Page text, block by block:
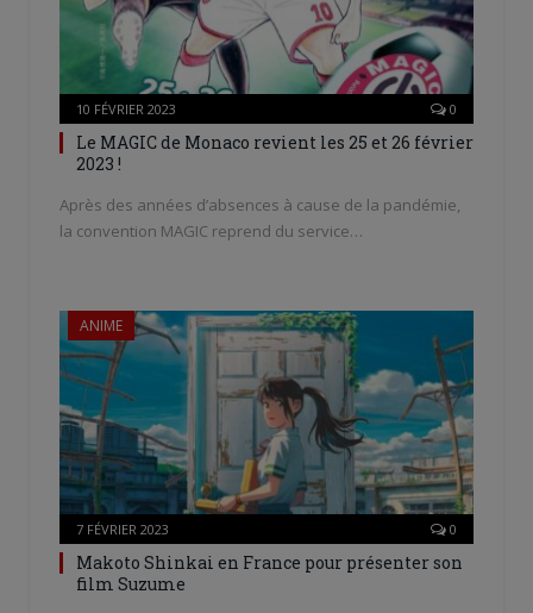
10 FÉVRIER 2023 0
Le MAGIC de Monaco revient les 25 et 26 février
2023 !
Après des années d’absences à cause de la pandémie,
la convention MAGIC reprend du service…
ANIME
7 FÉVRIER 2023 0
Makoto Shinkai en France pour présenter son
film Suzume